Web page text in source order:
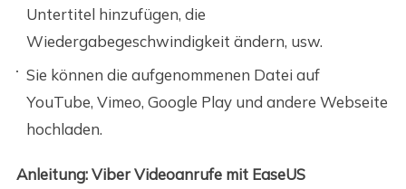
Untertitel hinzufügen, die
Wiedergabegeschwindigkeit ändern, usw.
Sie können die aufgenommenen Datei auf
YouTube, Vimeo, Google Play und andere Webseite
hochladen.
Anleitung: Viber Videoanrufe mit EaseUS